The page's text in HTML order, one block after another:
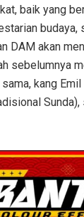
baik yang
budaya,
DAM akan
sebelumnya
kang